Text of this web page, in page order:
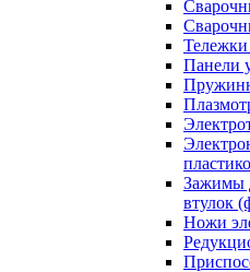
Тележки
Панели
Зажимы
втулок
Ножи